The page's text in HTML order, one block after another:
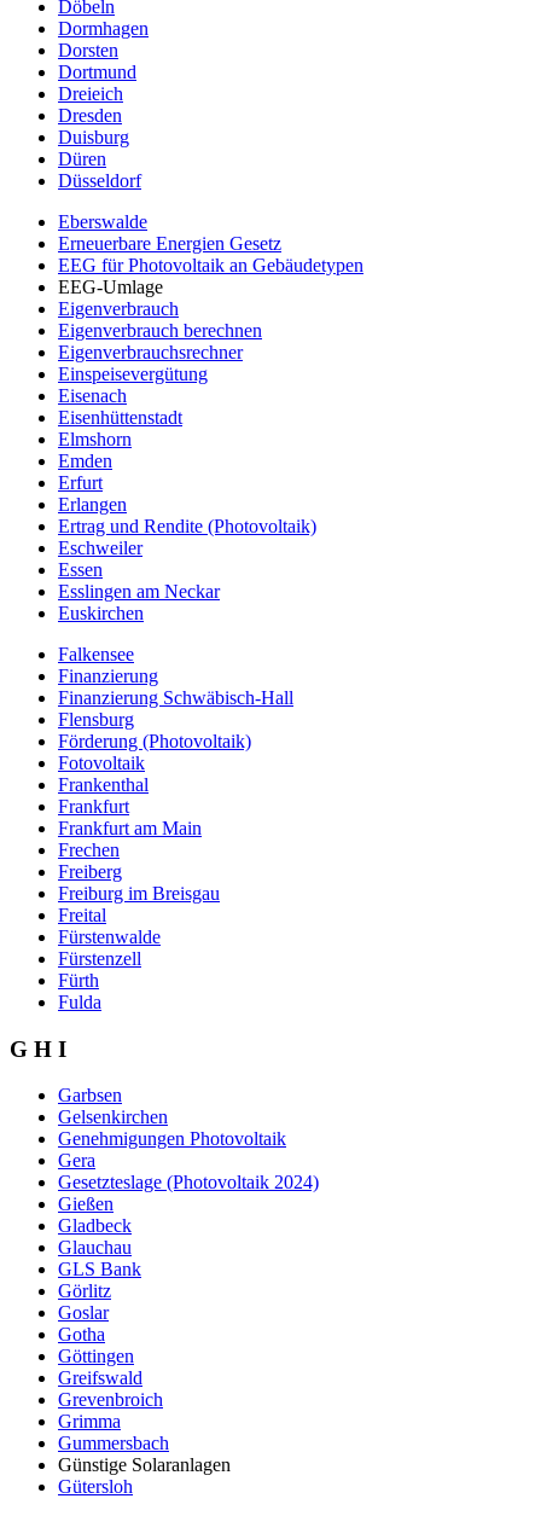
Döbeln
Dormhagen
Dorsten
Dortmund
Dreieich
Dresden
Duisburg
Düren
Düsseldorf
Eberswalde
Erneuerbare Energien Gesetz
EEG für Photovoltaik an Gebäudetypen
EEG-Umlage
Eigenverbrauch
Eigenverbrauch berechnen
Eigenverbrauchsrechner
Einspeisevergütung
Eisenach
Eisenhüttenstadt
Elmshorn
Emden
Erfurt
Erlangen
Ertrag und Rendite (Photovoltaik)
Eschweiler
Essen
Esslingen am Neckar
Euskirchen
Falkensee
Finanzierung
Finanzierung Schwäbisch-Hall
Flensburg
Förderung (Photovoltaik)
Fotovoltaik
Frankenthal
Frankfurt
Frankfurt am Main
Frechen
Freiberg
Freiburg im Breisgau
Freital
Fürstenwalde
Fürstenzell
Fürth
Fulda
G H I
Garbsen
Gelsenkirchen
Genehmigungen Photovoltaik
Gera
Gesetzteslage (Photovoltaik 2024)
Gießen
Gladbeck
Glauchau
GLS Bank
Görlitz
Goslar
Gotha
Göttingen
Greifswald
Grevenbroich
Grimma
Gummersbach
Günstige Solaranlagen
Gütersloh